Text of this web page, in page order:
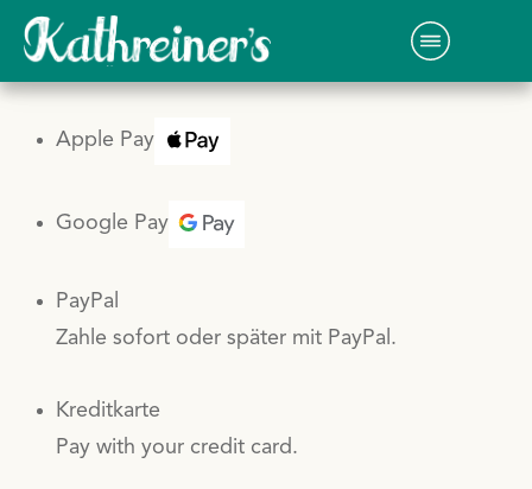
Apple Pay
Google Pay
PayPal
Zahle sofort oder später mit PayPal.
Kreditkarte
Pay with your credit card.